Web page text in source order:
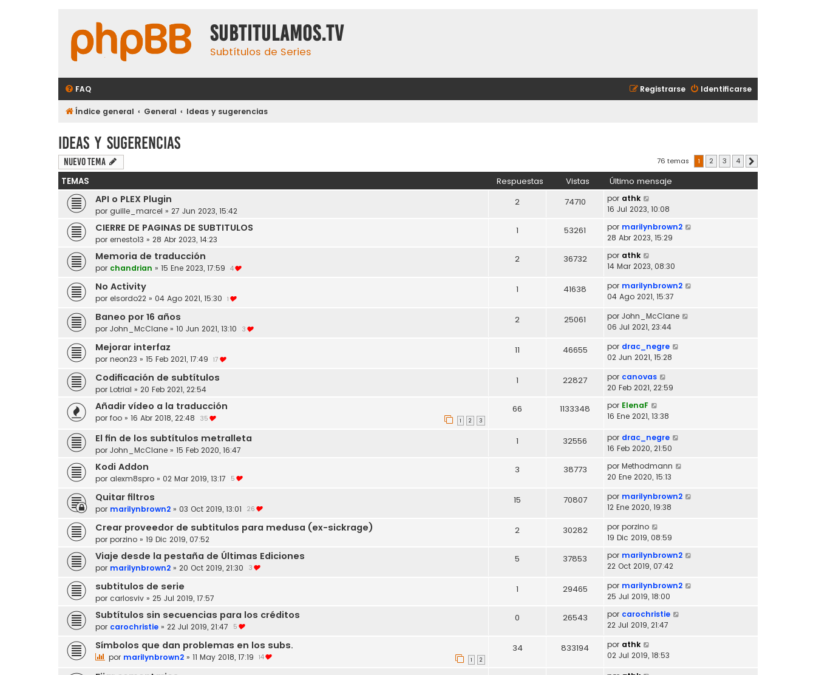
subtitulamos.tv
Subtítulos de Series
FAQ Identificarse
Registrarse
Índice general General Ideas y sugerencias
Ideas y sugerencias
Nuevo Tema 76 temas 1 2 3 4
TEMAS Respuestas Vistas Último mensaje
API o PLEX Plugin
por guille_marcel » 27 Jun 2023, 15:42
2 74710 por athk
16 Jul 2023, 10:08
CIERRE DE PAGINAS DE SUBTITULOS
por ernesto13 » 28 Abr 2023, 14:23
1 53261 por marilynbrown2
28 Abr 2023, 15:29
Memoria de traducción
por chandrian » 15 Ene 2023, 17:59 4
2 36732 por athk
14 Mar 2023, 08:30
No Activity
por elsordo22 » 04 Ago 2021, 15:30 1
1 41638 por marilynbrown2
04 Ago 2021, 15:37
Baneo por 16 años
por John_McClane » 10 Jun 2021, 13:10 3
2 25061 por John_McClane
06 Jul 2021, 23:44
Mejorar interfaz
por neon23 » 15 Feb 2021, 17:49 17
11 46655 por drac_negre
02 Jun 2021, 15:28
Codificación de subtítulos
por Lotrial » 20 Feb 2021, 22:54
1 22827 por canovas
20 Feb 2021, 22:59
Añadir vídeo a la traducción
por foo » 16 Abr 2018, 22:48 1 2 3
35
66 1133348 por ElenaF
16 Ene 2021, 13:38
El fin de los subtítulos metralleta
por John_McClane » 15 Feb 2020, 16:47
1 32556 por drac_negre
16 Feb 2020, 21:50
Kodi Addon
por alexm8spro » 02 Mar 2019, 13:17 5
3 38773 por Methodmann
20 Ene 2020, 15:13
Quitar filtros
por marilynbrown2 » 03 Oct 2019, 13:01 26
15 70807 por marilynbrown2
12 Ene 2020, 19:38
Crear proveedor de subtitulos para medusa (ex-sickrage)
por porzino » 19 Dic 2019, 07:52
2 30282 por porzino
19 Dic 2019, 08:59
Viaje desde la pestaña de Últimas Ediciones
por marilynbrown2 » 20 Oct 2019, 21:30 3
5 37853 por marilynbrown2
22 Oct 2019, 07:42
subtitulos de serie
por carlosviv » 25 Jul 2019, 17:57
1 29465 por marilynbrown2
25 Jul 2019, 18:00
Subtítulos sin secuencias para los créditos
por carochristie » 22 Jul 2019, 21:47 5
0 26543 por carochristie
22 Jul 2019, 21:47
Símbolos que dan problemas en los subs.
por marilynbrown2 » 11 May 2018, 17:19 1 2
14
34 833194 por athk
02 Jul 2019, 18:53